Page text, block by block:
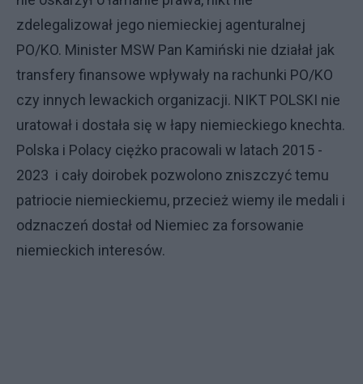
zdelegalizował jego niemieckiej agenturalnej
PO/KO. Minister MSW Pan Kamiński nie działał jak
transfery finansowe wpływały na rachunki PO/KO
czy innych lewackich organizacji. NIKT POLSKI nie
uratował i dostała się w łapy niemieckiego knechta.
Polska i Polacy ciężko pracowali w latach 2015 -
2023 i cały doirobek pozwolono zniszczyć temu
patriocie niemieckiemu, przecież wiemy ile medali i
odznaczeń dostał od Niemiec za forsowanie
niemieckich interesów.